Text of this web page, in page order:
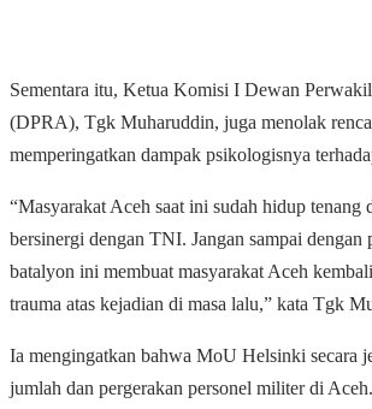
Sementara itu, Ketua Komisi I Dewan
(DPRA), Tgk Muharuddin, juga menolak
memperingatkan dampak psikologisnya
“Masyarakat Aceh saat ini sudah hidup tenang
bersinergi dengan TNI. Jangan sampai dengan
batalyon ini membuat masyarakat Aceh
trauma atas kejadian di masa lalu,” kata Tgk
Ia mengingatkan bahwa MoU Helsinki secara
jumlah dan pergerakan personel militer di